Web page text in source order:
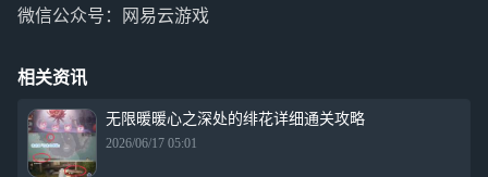
微信公众号：网易云游戏
相关资讯
无限暖暖心之深处的绯花详细通关攻略
2026/06/17 05:01